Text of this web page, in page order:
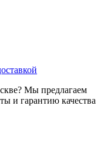
Мы предлагаем
и гарантию качества